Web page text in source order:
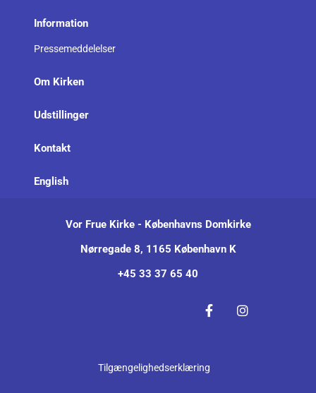
Information
Pressemeddelelser
Om Kirken
Udstillinger
Kontakt
English
Vor Frue Kirke - Københavns Domkirke
Nørregade 8, 1165 København K
+45 33 37 65 40
Tilgængelighedserklæring